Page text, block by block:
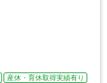
産休・育休取得実績有り